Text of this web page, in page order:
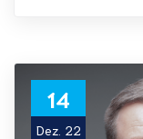
14
Dez. 22